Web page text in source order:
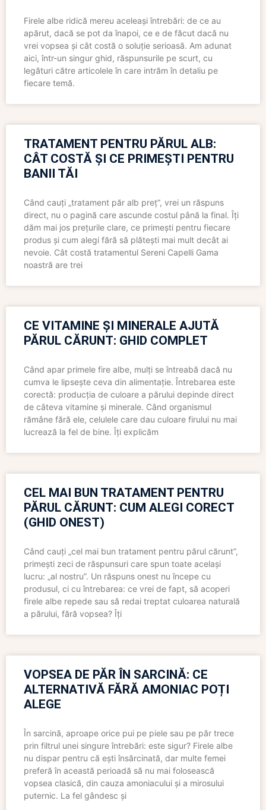
Firele albe ridică mereu aceleași întrebări: de ce au
apărut, dacă se pot da înapoi, ce e de făcut dacă nu
vrei vopsea și cât costă o soluție serioasă. Am adunat
aici, într-un singur ghid, răspunsurile pe scurt, cu
legături către articolele în care intrăm în detaliu pe
fiecare temă.
TRATAMENT PENTRU PĂRUL ALB:
CÂT COSTĂ ȘI CE PRIMEȘTI PENTRU
BANII TĂI
Când cauți „tratament păr alb preț”, vrei un răspuns
direct, nu o pagină care ascunde costul până la final. Îți
dăm mai jos prețurile clare, ce primești pentru fiecare
produs și cum alegi fără să plătești mai mult decât ai
nevoie. Cât costă tratamentul Sereni Capelli Gama
noastră are trei
CE VITAMINE ȘI MINERALE AJUTĂ
PĂRUL CĂRUNT: GHID COMPLET
Când apar primele fire albe, mulți se întreabă dacă nu
cumva le lipsește ceva din alimentație. Întrebarea este
corectă: producția de culoare a părului depinde direct
de câteva vitamine și minerale. Când organismul
rămâne fără ele, celulele care dau culoare firului nu mai
lucrează la fel de bine. Îți explicăm
CEL MAI BUN TRATAMENT PENTRU
PĂRUL CĂRUNT: CUM ALEGI CORECT
(GHID ONEST)
Când cauți „cel mai bun tratament pentru părul cărunt”,
primești zeci de răspunsuri care spun toate același
lucru: „al nostru”. Un răspuns onest nu începe cu
produsul, ci cu întrebarea: ce vrei de fapt, să acoperi
firele albe repede sau să redai treptat culoarea naturală
a părului, fără vopsea? Îți
VOPSEA DE PĂR ÎN SARCINĂ: CE
ALTERNATIVĂ FĂRĂ AMONIAC POȚI
ALEGE
În sarcină, aproape orice pui pe piele sau pe păr trece
prin filtrul unei singure întrebări: este sigur? Firele albe
nu dispar pentru că ești însărcinată, dar multe femei
preferă în această perioadă să nu mai folosească
vopsea clasică, din cauza amoniacului și a mirosului
puternic. La fel gândesc și